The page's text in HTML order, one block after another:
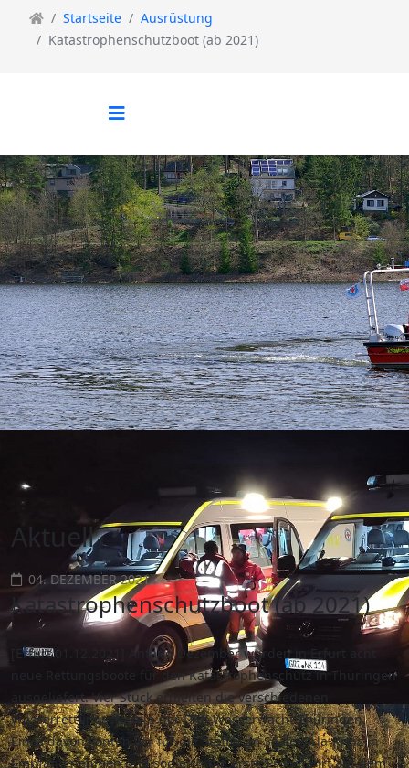
Startseite
Ausrüstung
Katastrophenschutzboot (ab 2021)
Aktuell
04. DEZEMBER 2021
Katastrophenschutzboot (ab 2021)
[Erfurt 01.12.2021] Anfang Dezember wurden in Erfurt acht
neue Rettungsboote für den Katastrophenschutz in Thüringen
ausgeliefert. Vier Stück erhielten die verschiedenen
Wasserrettungsstaffeln der DRK Wasserwacht Thüringen.
Eines davon konten wir für die Staffel im Saale-Orla-Kreis in
Empfang nehmen und sogleich die erste Probefahrt auf dem